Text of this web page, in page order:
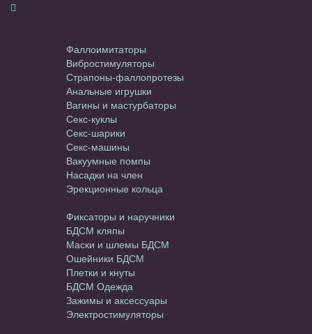
Фаллоимитаторы
Вибростимуляторы
Страпоны-фаллопротезы
Анальные игрушки
Вагины и мастурбаторы
Секс-куклы
Секс-шарики
Секс-машины
Вакуумные помпы
Насадки на член
Эрекционные кольца
Фиксаторы и наручники
БДСМ кляпы
Маски и шлемы БДСМ
Ошейники БДСМ
Плетки и кнуты
БДСМ Одежда
Зажимы и аксессуары
Электростимуляторы